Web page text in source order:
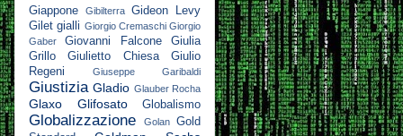
Giappone
Gibilterra Gideon Levy
Gilet gialli Giorgio Cremaschi Giorgio
Gaber
Giovanni Falcone
Giulia
Grillo
Giulietto Chiesa
Giulio
Regeni
Giuseppe Garibaldi
Giustizia Gladio Glauber Rocha
Glaxo Glifosato Globalismo
Globalizzazione Golan Gold